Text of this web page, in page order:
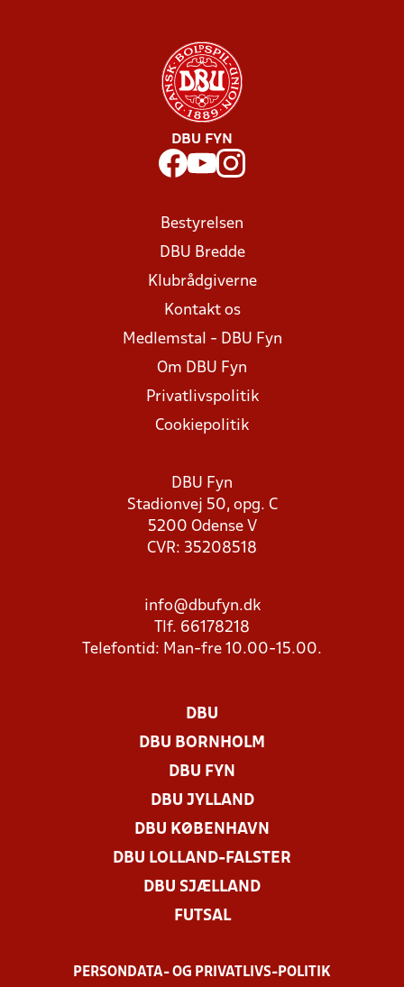
DBU FYN
Bestyrelsen
DBU Bredde
Klubrådgiverne
Kontakt os
Medlemstal - DBU Fyn
Om DBU Fyn
Privatlivspolitik
Cookiepolitik
DBU Fyn
Stadionvej 50, opg. C
5200 Odense V
CVR: 35208518
info@dbufyn.dk
Tlf. 66178218
Telefontid: Man-fre 10.00-15.00.
DBU
DBU BORNHOLM
DBU FYN
DBU JYLLAND
DBU KØBENHAVN
DBU LOLLAND-FALSTER
DBU SJÆLLAND
FUTSAL
PERSONDATA- OG PRIVATLIVS-POLITIK